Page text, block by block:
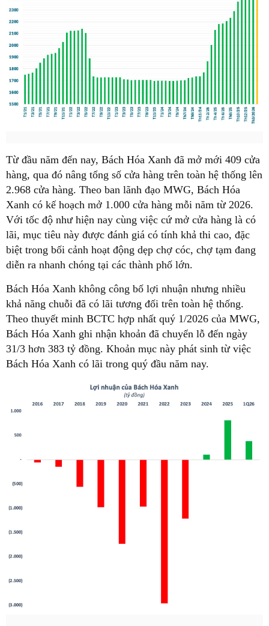
Từ đầu năm đến nay, Bách Hóa Xanh đã mở mới 409 cửa
hàng, qua đó nâng tổng số cửa hàng trên toàn hệ thống lên
2.968 cửa hàng. Theo ban lãnh đạo MWG, Bách Hóa
Xanh có kế hoạch mở 1.000 cửa hàng mỗi năm từ 2026.
Với tốc độ như hiện nay cùng việc cứ mở cửa hàng là có
lãi, mục tiêu này được đánh giá có tính khả thi cao, đặc
biệt trong bối cảnh hoạt động dẹp chợ cóc, chợ tạm đang
diễn ra nhanh chóng tại các thành phố lớn.
Bách Hóa Xanh không công bố lợi nhuận nhưng nhiều
khả năng chuỗi đã có lãi tương đối trên toàn hệ thống.
Theo thuyết minh BCTC hợp nhất quý 1/2026 của MWG,
Bách Hóa Xanh ghi nhận khoản đã chuyển lỗ đến ngày
31/3 hơn 383 tỷ đồng. Khoản mục này phát sinh từ việc
Bách Hóa Xanh có lãi trong quý đầu năm nay.